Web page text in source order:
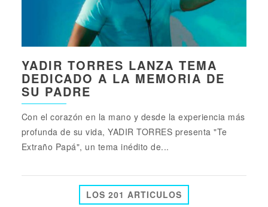
YADIR TORRES LANZA TEMA
DEDICADO A LA MEMORIA DE
SU PADRE
Con el corazón en la mano y desde la experiencia más
profunda de su vida, YADIR TORRES presenta "Te
Extraño Papá", un tema inédito de...
LOS 201 ARTICULOS